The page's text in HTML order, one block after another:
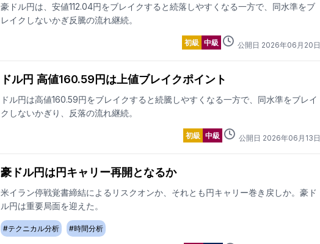
豪ドル円は、安値112.04円をブレイクすると続落しやすくなる一方で、同水準をブ
レイクしないかぎ反騰の流れ継続。
初級 中級 公開日 2026年06 月 20 日
ドル円 高値160.59円は上値ブレイクポイント
ドル円は高値160.59円をブレイクすると続騰しやすくなる一方で、同水準をブレイ
クしないかぎり、反落の流れ継続。
初級 中級 公開日 2026年06 月 13 日
豪ドル円は円キャリー再開となるか
米イラン停戦覚書締結によるリスクオンか、それとも円キャリー巻き戻しか。豪ド
ル円は重要局面を迎えた。
#テクニカル分析 #時間分析